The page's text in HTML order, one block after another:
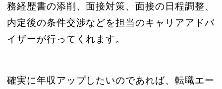
務経歴書の添削、面接対策、面接の日程調整、
内定後の条件交渉などを担当のキャリアアドバ
イザーが行ってくれます。
確実に年収アップしたいのであれば、転職エー